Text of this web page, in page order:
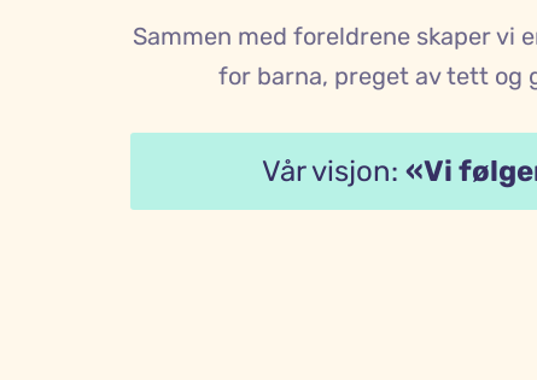
Sammen med foreldrene skaper vi
for barna, preget av tett og
Vår visjon: «Vi